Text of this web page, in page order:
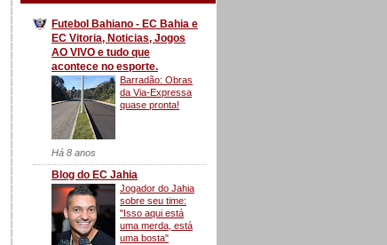
Futebol Bahiano - EC Bahia e
EC Vitoria, Noticias, Jogos
AO VIVO e tudo que
acontece no esporte.
Barradão: Obras
da Via-Expressa
quase pronta!
Há 8 anos
Blog do EC Jahia
Jogador do Jahia
sobre seu time:
"Isso aqui está
uma merda, está
uma bosta"